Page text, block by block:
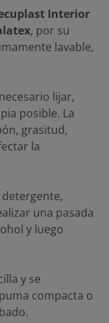
Interior
, por su
lavable,
lijar,
posible. La
grasitud,
la
una pasada
y luego
y se
compacta o